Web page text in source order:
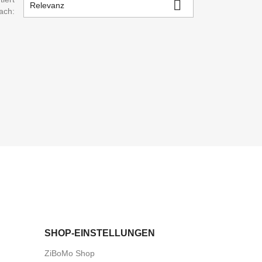
Relevanz 
SHOP-EINSTELLUNGEN
ZiBoMo Shop